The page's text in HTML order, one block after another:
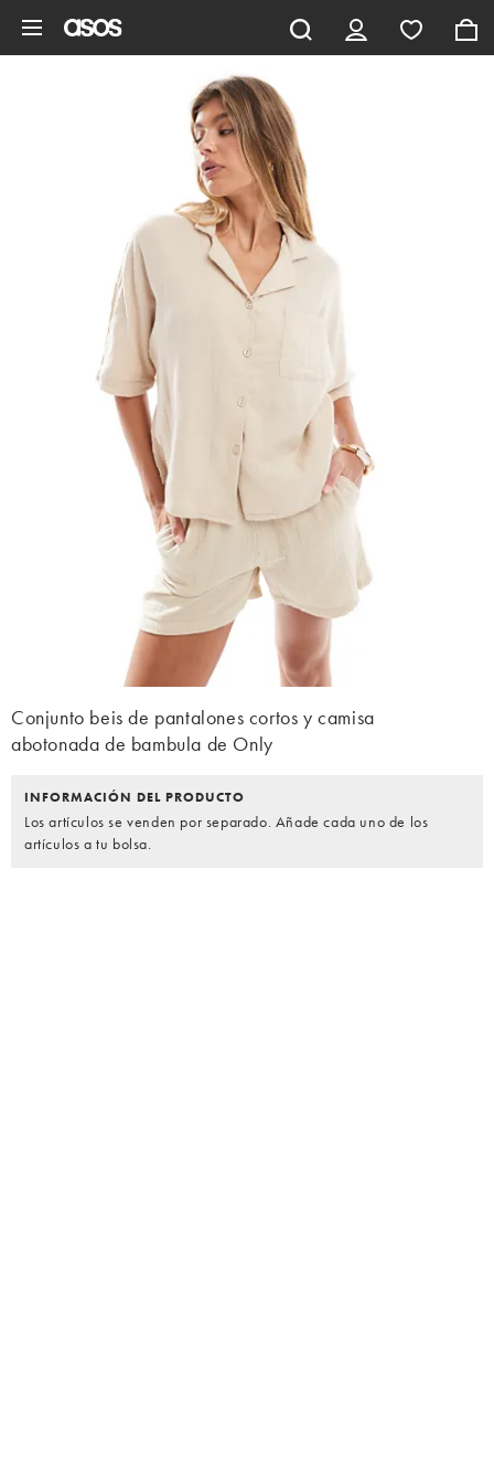
Conjunto beis de pantalones cortos y camisa
abotonada de bambula de Only
INFORMACIÓN DEL PRODUCTO
Los artículos se venden por separado. Añade cada uno de los
artículos a tu bolsa.